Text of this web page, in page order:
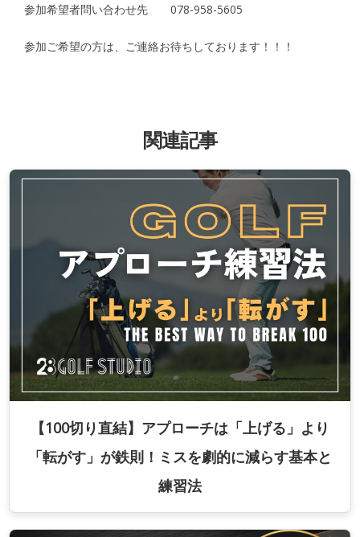
参加希望者問い合わせ先 078-958-5605
参加ご希望の方は、ご連絡お待ちしております！！！
関連記事
【100切り直結】アプローチは「上げる」より
「転がす」が鉄則！ミスを劇的に減らす基本と
練習法